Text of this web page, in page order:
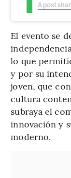
A post
El evento se
lo que
y por su
joven, que
cultura
subraya el
innovación y
moderno.